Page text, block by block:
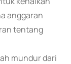
anggaran
tentang
mundur dari